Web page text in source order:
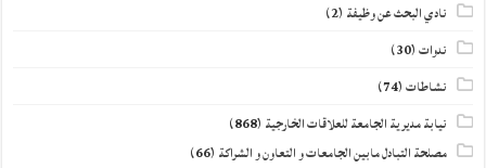
نادي البحث عن وظيفة (2)
ندوات(30)
نشاطات(74)
نيابة مديرية الجامعة للعلاقات الخارجية (868)
مصلحة التبادل مابين الجامعات و التعاون و الشراكة (66)